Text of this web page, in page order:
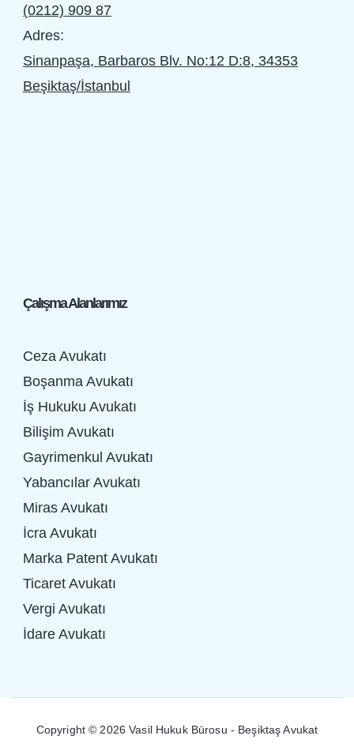
(0212) 909 87
Adres:
Sinanpaşa, Barbaros Blv. No:12 D:8, 34353
Beşiktaş/İstanbul
Çalışma Alanlarımız
Ceza Avukatı
Boşanma Avukatı
İş Hukuku Avukatı
Bilişim Avukatı
Gayrimenkul Avukatı
Yabancılar Avukatı
Miras Avukatı
İcra Avukatı
Marka Patent Avukatı
Ticaret Avukatı
Vergi Avukatı
İdare Avukatı
Copyright © 2026 Vasil Hukuk Bürosu - Beşiktaş Avukat